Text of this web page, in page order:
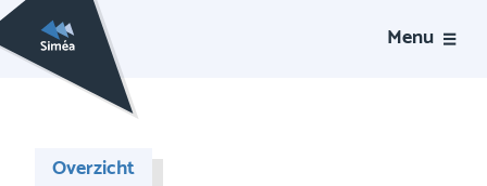
Menu
Overzicht